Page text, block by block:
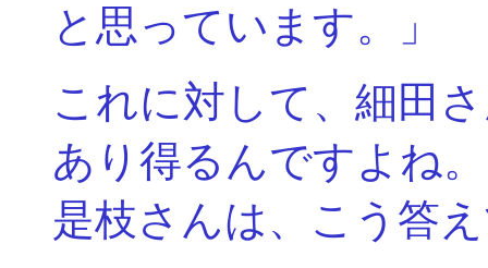
と思っています。」
これに対して、細田
あり得るんですよね
是枝さんは、こう答